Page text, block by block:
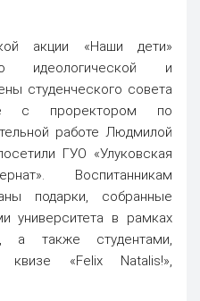
акции «Наши дети»
идеологической и
студенческого совета
с проректором по
работе Людмилой
ГУО «Улуковская
Воспитанникам
подарки, собранные
университета в рамках
а также студентами,
«Felix Natalis!»,